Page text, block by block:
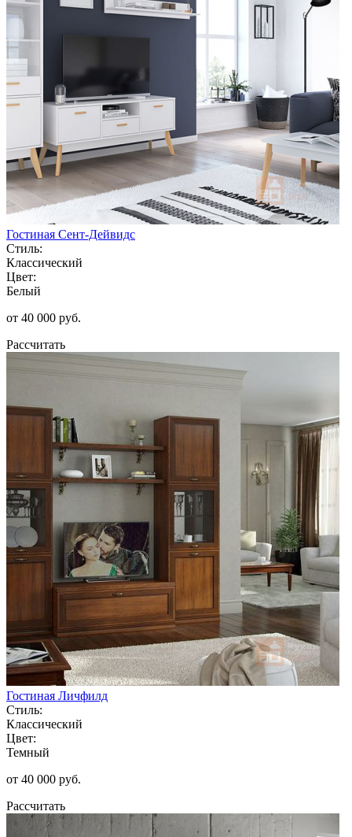
Гостиная Сент-Дейвидс
Стиль:
Классический
Цвет:
Белый
от 40 000 руб.
Рассчитать
Гостиная Личфилд
Стиль:
Классический
Цвет:
Темный
от 40 000 руб.
Рассчитать